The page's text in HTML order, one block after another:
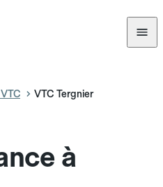
VTC Tergnier
à